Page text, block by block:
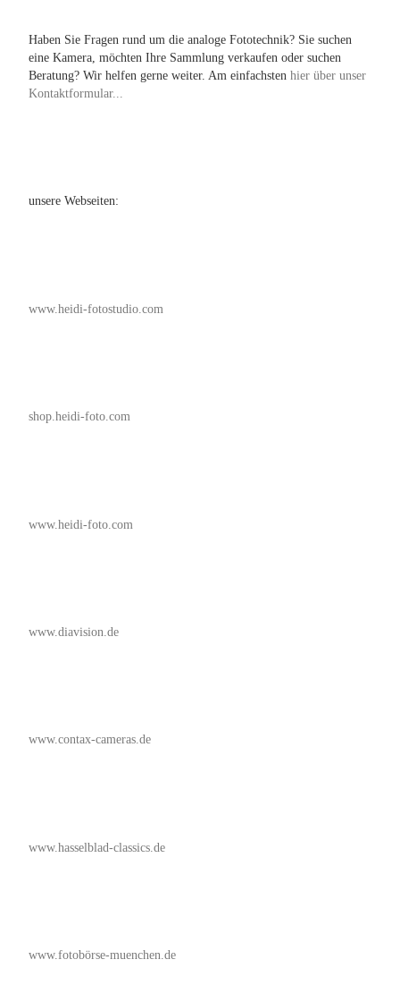
Haben Sie Fragen rund um die analoge Fototechnik? Sie suchen
eine Kamera, möchten Ihre Sammlung verkaufen oder suchen
Beratung? Wir helfen gerne weiter. Am einfachsten hier über unser
Kontaktformular...
unsere Webseiten:
www.heidi-fotostudio.com
shop.heidi-foto.com
www.heidi-foto.com
www.diavision.de
www.contax-cameras.de
www.hasselblad-classics.de
www.fotobörse-muenchen.de